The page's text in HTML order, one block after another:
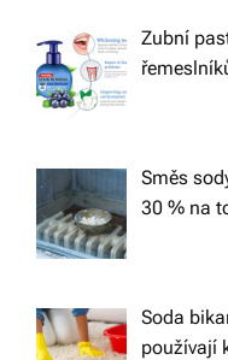
Zubní
Směs
30 % na
Soda
používají